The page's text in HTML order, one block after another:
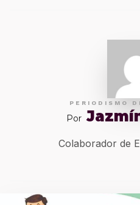
PERIODISMO
Por
Colaborador de